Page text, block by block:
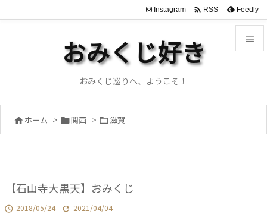

サイド
Instagram  RSS Feedly
おみくじ好き
おみくじ巡りへ、ようこそ！
 ホーム > 関西 > 滋賀
【石山寺大黒天】おみくじ
 2018/05/24  2021/04/04